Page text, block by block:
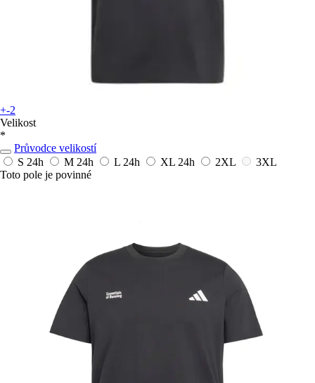
+-2
Velikost
*
Průvodce velikostí
S 24h M 24h L 24h XL 24h 2XL
3XL
Toto pole je povinné